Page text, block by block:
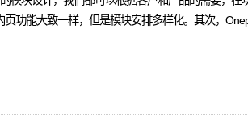
功能大致一样，但是模块安排多样化。其次，